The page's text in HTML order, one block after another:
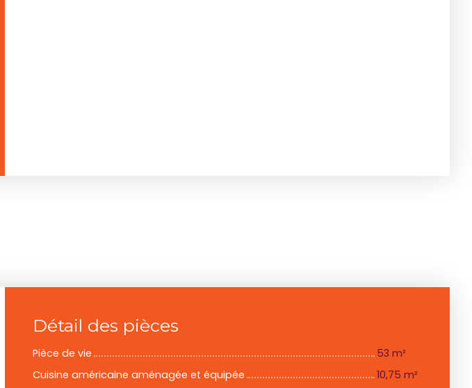
Détail des pièces
Pièce de vie
53 m²
Cuisine américaine aménagée et équipée
10,75 m²